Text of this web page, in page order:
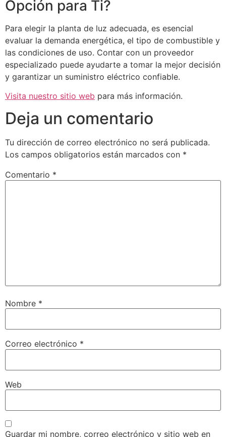
Opción para Ti?
Para elegir la planta de luz adecuada, es esencial
evaluar la demanda energética, el tipo de combustible y
las condiciones de uso. Contar con un proveedor
especializado puede ayudarte a tomar la mejor decisión
y garantizar un suministro eléctrico confiable.
Visita nuestro sitio web para más información.
Deja un comentario
Tu dirección de correo electrónico no será publicada.
Los campos obligatorios están marcados con *
Comentario *
Nombre *
Correo electrónico *
Web
Guardar mi nombre, correo electrónico y sitio web en